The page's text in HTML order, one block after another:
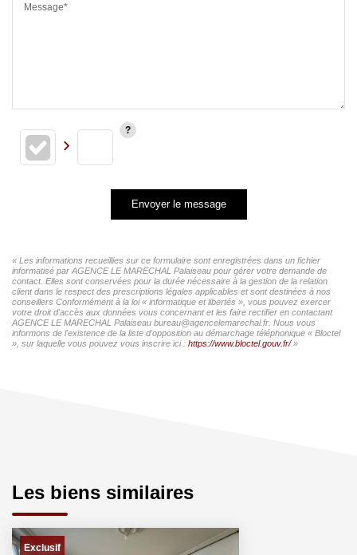
Message*
Envoyer le message
« Les informations recueillies sur ce formulaire sont enregistrées dans un fichier
informatisé par AGENCE LE MARECHAL Palaiseau pour gérer votre demande de
contact. Elles sont conservées pour la durée nécessaire à la gestion de la relation
client dans le respect des prescriptions légales applicables et sont destinées à nos
conseillers Conformément à la loi « informatique et libertés », vous pouvez exercer
votre droit d'accès aux données vous concernant et les faire rectifier en contactant
AGENCE LE MARECHAL Palaiseau bureau@agencelemarechal.fr. Nous vous
informons de l'existence de la liste d'opposition au démarchage téléphonique « Bloctel
», sur laquelle vous pouvez vous inscrire ici : https://www.bloctel.gouv.fr/»
Les biens similaires
Exclusif